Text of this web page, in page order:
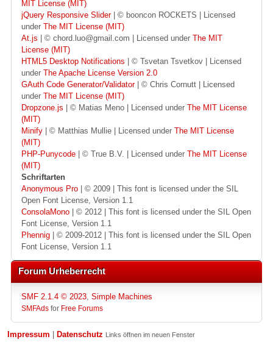
MIT License (MIT)
jQuery Responsive Slider| © booncon ROCKETS | Licensed
under The MIT License (MIT)
At.js | © chord.luo@gmail.com | Licensed under The MIT
License (MIT)
HTML5 Desktop Notifications | © Tsvetan Tsvetkov | Licensed
under The Apache License Version 2.0
GAuth Code Generator/Validator| © Chris Cornutt | Licensed
under The MIT License (MIT)
Dropzone.js | © Matias Meno | Licensed under The MIT License
(MIT)
Minify | © Matthias Mullie | Licensed under The MIT License
(MIT)
PHP-Punycode | © True B.V. | Licensed under The MIT License
(MIT)
Schriftarten
Anonymous Pro | © 2009 | This font is licensed under the SIL
Open Font License, Version 1.1
ConsolaMono | © 2012 | This font is licensed under the SIL Open
Font License, Version 1.1
Phennig | © 2009-2012 | This font is licensed under the SIL Open
Font License, Version 1.1
Forum Urheberrecht
SMF 2.1.4 © 2023 Simple Machines
SMFAds for Free Forums
Impressum Datenschutz Links öffnen im neuen Fenster